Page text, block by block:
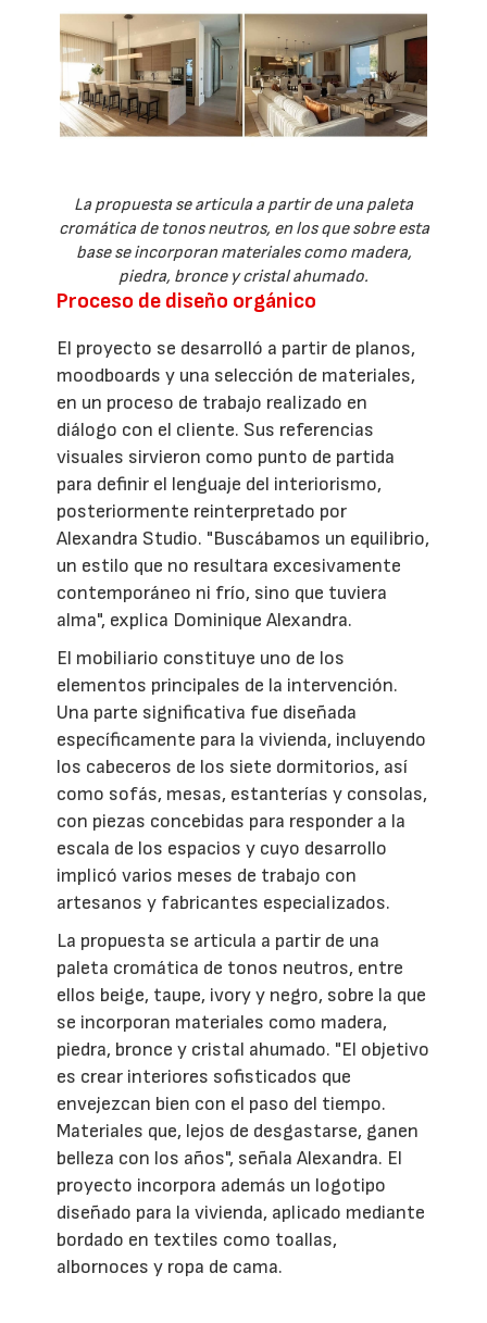
La propuesta se articula a partir de una paleta
cromática de tonos neutros, en los que sobre esta
base se incorporan materiales como madera,
piedra, bronce y cristal ahumado.
Proceso de diseño orgánico
El proyecto se desarrolló a partir de planos,
moodboards y una selección de materiales,
en un proceso de trabajo realizado en
diálogo con el cliente. Sus referencias
visuales sirvieron como punto de partida
para definir el lenguaje del interiorismo,
posteriormente reinterpretado por
Alexandra Studio. "Buscábamos un equilibrio,
un estilo que no resultara excesivamente
contemporáneo ni frío, sino que tuviera
alma", explica Dominique Alexandra.
El mobiliario constituye uno de los
elementos principales de la intervención.
Una parte significativa fue diseñada
específicamente para la vivienda, incluyendo
los cabeceros de los siete dormitorios, así
como sofás, mesas, estanterías y consolas,
con piezas concebidas para responder a la
escala de los espacios y cuyo desarrollo
implicó varios meses de trabajo con
artesanos y fabricantes especializados.
La propuesta se articula a partir de una
paleta cromática de tonos neutros, entre
ellos beige, taupe, ivory y negro, sobre la que
se incorporan materiales como madera,
piedra, bronce y cristal ahumado. "El objetivo
es crear interiores sofisticados que
envejezcan bien con el paso del tiempo.
Materiales que, lejos de desgastarse, ganen
belleza con los años", señala Alexandra. El
proyecto incorpora además un logotipo
diseñado para la vivienda, aplicado mediante
bordado en textiles como toallas,
albornoces y ropa de cama.